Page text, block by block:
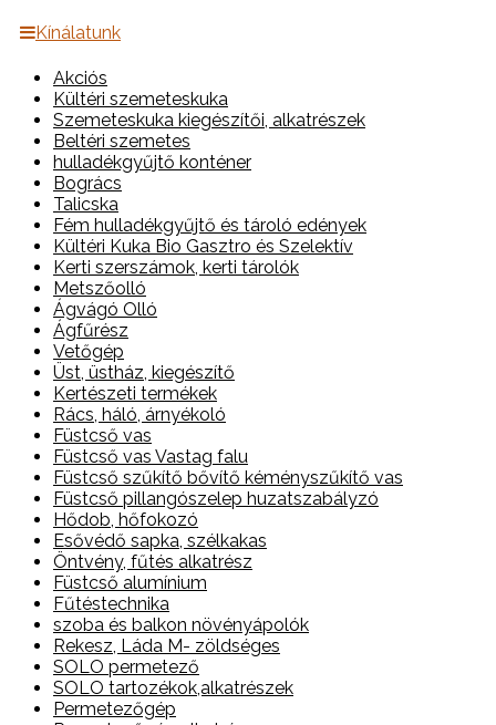
Kínálatunk
Akciós
Kültéri szemeteskuka
Szemeteskuka kiegészítői, alkatrészek
Beltéri szemetes
hulladékgyűjtő konténer
Bogrács
Talicska
Fém hulladékgyűjtő és tároló edények
Kültéri Kuka Bio Gasztro és Szelektív
Kerti szerszámok, kerti tárolók
Metszőolló
Ágvágó Olló
Ágfűrész
Vetőgép
Üst, üstház, kiegészítő
Kertészeti termékek
Rács, háló, árnyékoló
Füstcső vas
Füstcső vas Vastag falu
Füstcső szűkítő bővítő kéményszűkítő vas
Füstcső pillangószelep huzatszabályzó
Hődob, hőfokozó
Esővédő sapka, szélkakas
Öntvény, fűtés alkatrész
Füstcső alumínium
Fűtéstechnika
szoba és balkon növényápolók
Rekesz, Láda M- zöldséges
SOLO permetező
SOLO tartozékok,alkatrészek
Permetezőgép